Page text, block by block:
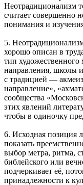
Неотрадиционализм
считает совершенно
понимания и
5.
хорошо описан в
тип
направления, школы
с традицией —
направление»,
сообщества
этих явлений
чтобы в одиночку
6. Исходная позиция
показать
выбор метра, ритма,
библейского или
подчеркивает её,
принадлежности к